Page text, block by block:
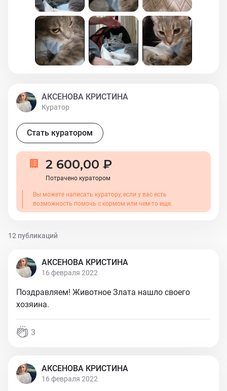
АКСЕНОВА КРИСТИНА
Куратор
Стать куратором
2 600,00 ₽
Потрачено куратором
Вы можете написать куратору, если у вас есть
возможность помочь с кормом или чем-то еще.
12 публикаций
АКСЕНОВА КРИСТИНА
16 февраля 2022
Поздравляем! Животное Злата нашло своего
хозяина.
3
АКСЕНОВА КРИСТИНА
16 февраля 2022